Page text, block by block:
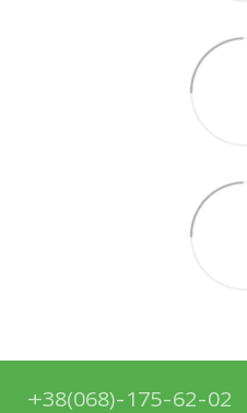
+38(068)-175-62-02